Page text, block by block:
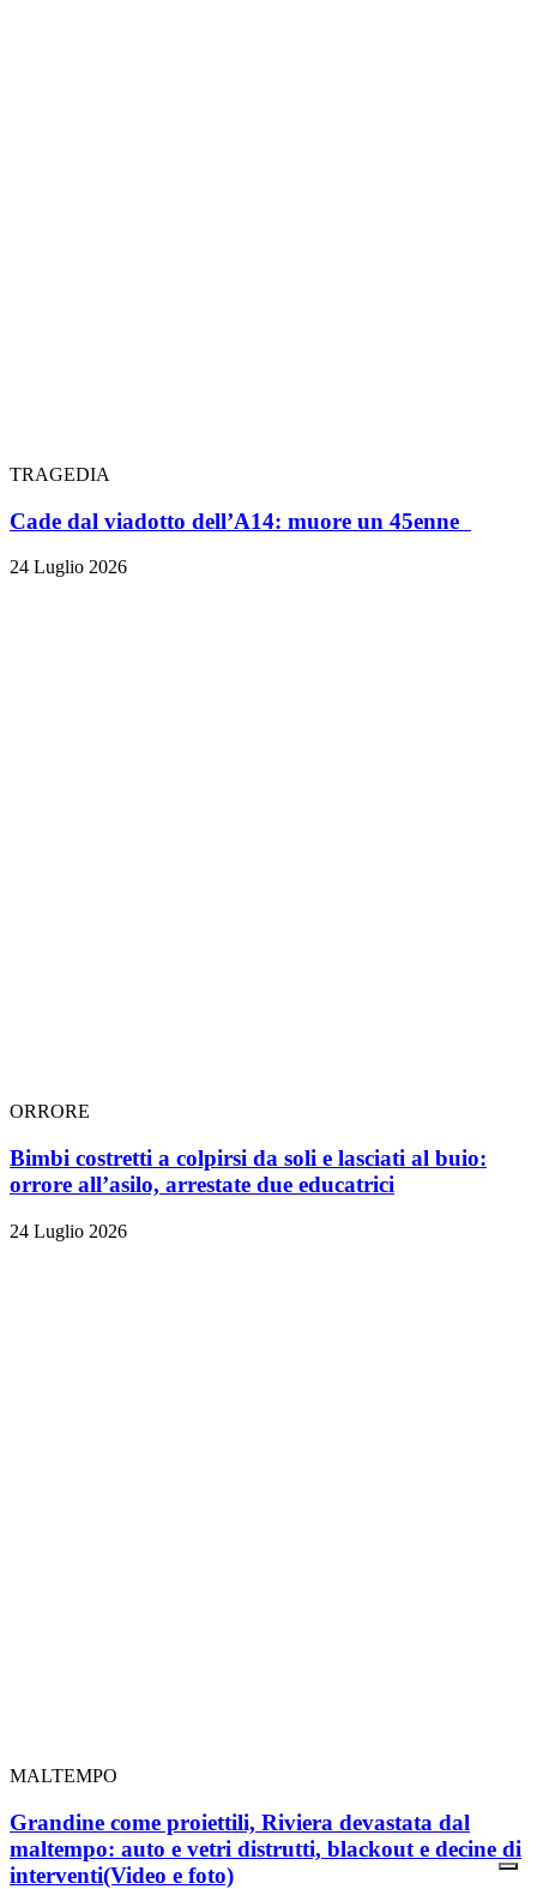
TRAGEDIA
Cade dal viadotto dell’A14: muore un 45enne
24 Luglio 2026
ORRORE
Bimbi costretti a colpirsi da soli e lasciati al buio:
orrore all’asilo, arrestate due educatrici
24 Luglio 2026
MALTEMPO
Grandine come proiettili, Riviera devastata dal
maltempo: auto e vetri distrutti, blackout e decine di
interventi(Video e foto)